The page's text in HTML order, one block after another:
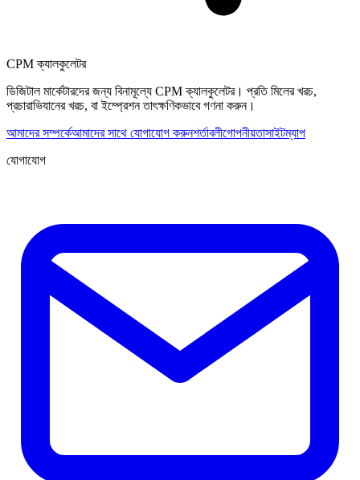
CPM ক্যালকুলেটর
ডিজিটাল মার্কেটারদের জন্য বিনামূল্যে CPM ক্যালকুলেটর। প্রতি মিলের খরচ,
প্রচারাভিযানের খরচ, বা ইম্প্রেশন তাৎক্ষণিকভাবে গণনা করুন।
আমাদের সম্পর্কেআমাদের সাথে যোগাযোগ করুনশর্তাবলীগোপনীয়তাসাইটম্যাপ
যোগাযোগ